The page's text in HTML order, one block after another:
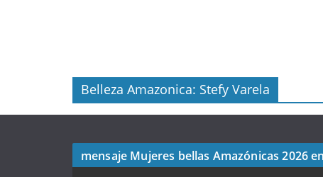
Belleza Amazonica: Stefy Varela
mensaje Mujeres bellas Amazónicas 2026